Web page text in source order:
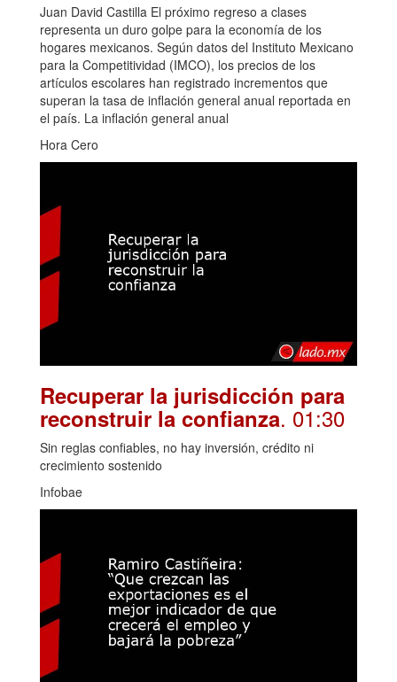
Juan David Castilla El próximo regreso a clases
representa un duro golpe para la economía de los
hogares mexicanos. Según datos del Instituto Mexicano
para la Competitividad (IMCO), los precios de los
artículos escolares han registrado incrementos que
superan la tasa de inflación general anual reportada en
el país. La inflación general anual
Hora Cero
Recuperar la jurisdicción para
reconstruir la confianza. 01:30
Sin reglas confiables, no hay inversión, crédito ni
crecimiento sostenido
Infobae